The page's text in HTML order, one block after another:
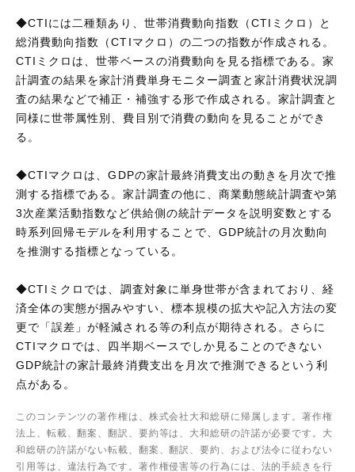
◆CTIには二種類あり、世帯消費動向指数（CTIミクロ）と
総消費動向指数（CTIマクロ）の二つの指数が作成される。
CTIミクロは、世帯ベースの消費動向を見る指標である。家
計調査の結果を家計消費単身モニター調査と家計消費状況調
査の結果などで補正・補強する形で作成される。家計調査と
同様に世帯属性別、費目別で消費の動向を見ることができ
る。
◆CTIマクロは、GDPの家計最終消費支出の動きを月次で推
測する指標である。家計調査の他に、商業動態統計調査や第
3次産業活動指数など供給側の統計データを説明変数とする
時系列回帰モデルを利用することで、GDP統計の月次動向
を推測する指標となっている。
◆CTIミクロでは、調査対象に単身世帯が含まれており、経
済全体の実態が掴みやすい、標本規模の拡大や記入方法の変
更で「誤差」が軽減される等の利点が期待される。さらに
CTIマクロでは、四半期ベースでしか見ることのできない
GDP統計の家計最終消費支出を月次で推測できるという利
点がある。
このコンテンツの著作権は、株式会社大和総研に帰属します。著作権
法上、転載、翻案、翻訳、要約等は、大和総研の許諾が必要です。大
和総研の許諾がない転載、翻案、翻訳、要約、および法令に従わない
引用等は、違法行為です。著作権侵害等の行為には、法的手続きを行